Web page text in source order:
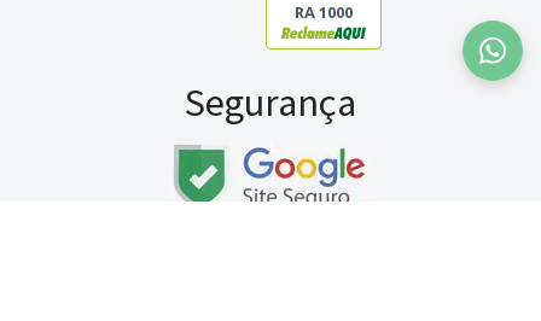
RA 1000
Segurança